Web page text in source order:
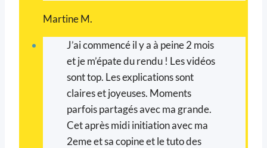
Martine M.
J’ai commencé il y a à peine 2 mois
et je m’épate du rendu ! Les vidéos
sont top. Les explications sont
claires et joyeuses. Moments
parfois partagés avec ma grande.
Cet après midi initiation avec ma
2eme et sa copine et le tuto des